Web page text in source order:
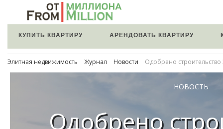
КУПИТЬ КВАРТИРУ АРЕНДОВАТЬ КВАРТИРУ
Элитная недвижимость Журнал Новости Одобрено
НОВОСТЬ
Одобрено